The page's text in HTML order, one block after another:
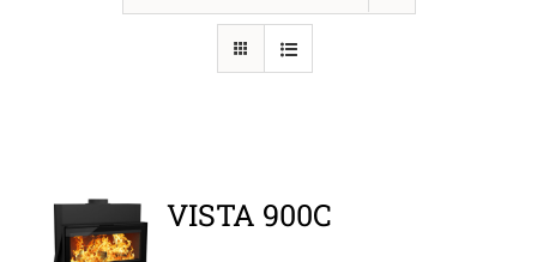
ΛΕΠΤΟΜΈΡΕΙΕΣ
VISTA 900C